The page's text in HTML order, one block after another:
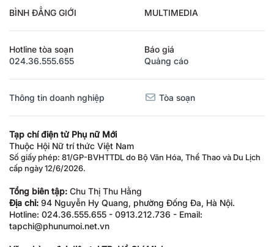
BÌNH ĐẲNG GIỚI MULTIMEDIA
Hotline tòa soạn
024.36.555.655
Báo giá
Quảng cáo
Thông tin doanh nghiệp Tòa soạn
Tạp chí điện tử Phụ nữ Mới
Thuộc Hội Nữ trí thức Việt Nam
Số giấy phép: 81/GP-BVHTTDL do Bộ Văn Hóa, Thể Thao và Du Lịch
cấp ngày 12/6/2026.
Tổng biên tập: Chu Thị Thu Hằng
Địa chỉ: 94 Nguyễn Hy Quang, phường Đống Đa, Hà Nội.
Hotline: 024.36.555.655 - 0913.212.736 - Email:
tapchi@phunumoi.net.vn